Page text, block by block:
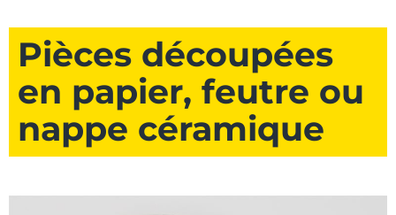
Pièces découpées
en papier, feutre ou
nappe céramique